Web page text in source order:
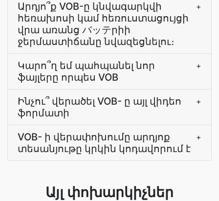
Արդյո՞ք VOB-ը կնվագարկվի
հեռախոսի կամ հեռուստացույցի
վրա առանց バッテրիի
ջերմաստիճանը նվազեցնելու։
+
Կարո՞ղ եմ պահպանել նոր
ֆայլերը որպես VOB
+
Ինչու՞ վերածել VOB- ը այլ վիդեո
ֆորմատի
+
VOB- ի վերափոխումը արդյոք
տեսանյութը կրկին կոդավորում է
+
Այլ փոխարկիչներ